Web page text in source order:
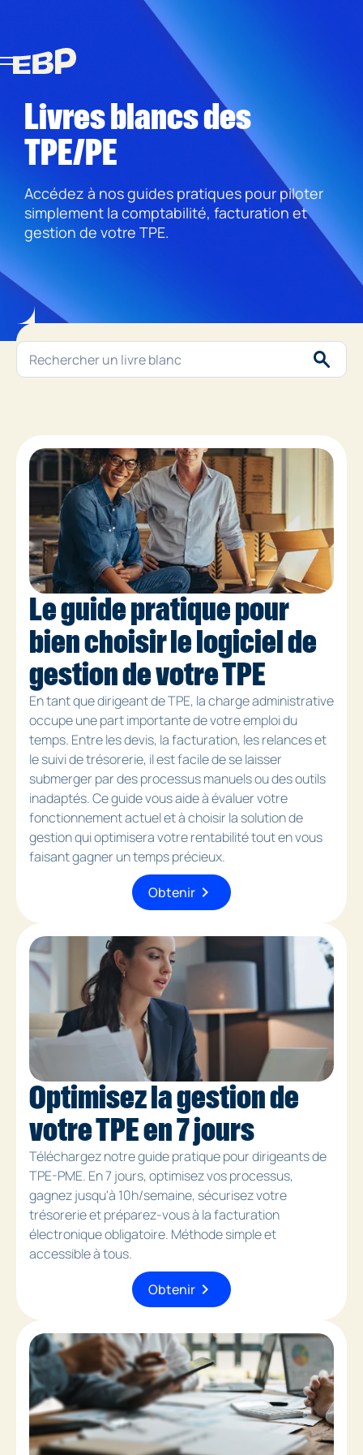
Livres blancs des
TPE/PE
Accédez à nos guides pratiques pour piloter
simplement la comptabilité, facturation et
gestion de votre TPE.
Le guide pratique pour
bien choisir le logiciel de
gestion de votre TPE
En tant que dirigeant de TPE, la charge administrative
occupe une part importante de votre emploi du
temps. Entre les devis, la facturation, les relances et
le suivi de trésorerie, il est facile de se laisser
submerger par des processus manuels ou des outils
inadaptés. Ce guide vous aide à évaluer votre
fonctionnement actuel et à choisir la solution de
gestion qui optimisera votre rentabilité tout en vous
faisant gagner un temps précieux.
Obtenir chevron_right
Optimisez la gestion de
votre TPE en 7 jours
Téléchargez notre guide pratique pour dirigeants de
TPE-PME. En 7 jours, optimisez vos processus,
gagnez jusqu'à 10h/semaine, sécurisez votre
trésorerie et préparez-vous à la facturation
électronique obligatoire. Méthode simple et
accessible à tous.
Obtenir chevron_right